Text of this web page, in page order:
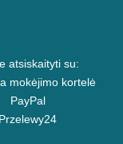
atsiskaityti su:
mokėjimo kortelė
PayPal
Przelewy24